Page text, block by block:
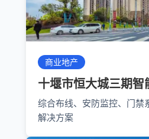
商业地产
十堰市恒大城三期智
综合布线、安防监控、门禁
解决方案